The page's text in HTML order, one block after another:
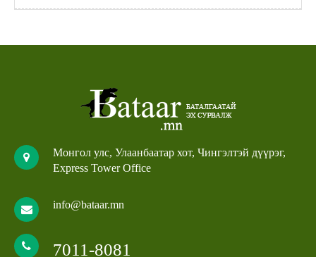
Монгол улс, Улаанбаатар хот, Чингэлтэй дүүрэг,
Express Tower Office
info@bataar.mn
7011-8081